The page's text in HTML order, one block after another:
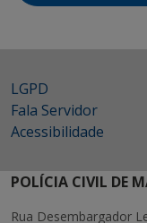
LGPD
Fala Servidor
Acessibilidade
POLÍCIA CIVIL DE
Rua Desembargador